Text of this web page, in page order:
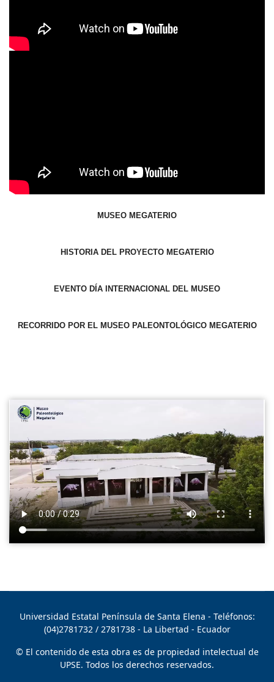
MUSEO MEGATERIO
HISTORIA DEL PROYECTO MEGATERIO
EVENTO DÍA INTERNACIONAL DEL MUSEO
RECORRIDO POR EL MUSEO PALEONTOLÓGICO MEGATERIO
Universidad Estatal Península de Santa Elena - Teléfonos:
(04)2781732 / 2781738 - La Libertad - Ecuador
© El contenido de esta obra es de propiedad intelectual de
UPSE. Todos los derechos reservados.